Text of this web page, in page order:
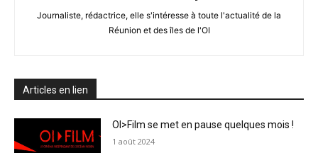
Journaliste, rédactrice, elle s'intéresse à toute l'actualité de la
Réunion et des îles de l'OI
Articles en lien
OI>Film se met en pause quelques mois !
1 août 2024